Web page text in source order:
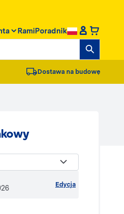
RamiPoradnik
Dostawa na budowę
Edycja